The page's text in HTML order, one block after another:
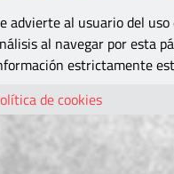
advierte al usuario del
al navegar por esta
estrictamente
de cookies